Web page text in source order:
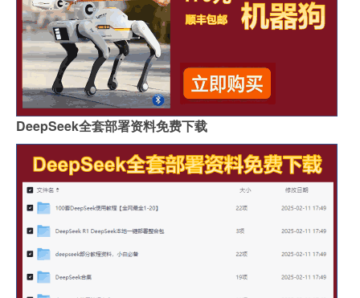
DeepSeek全套部署资料免费下载